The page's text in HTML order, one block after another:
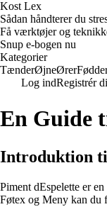
Kost Lex
Sådan håndterer du
Få værktøjer og
Snup e-bogen nu
Kategorier
TænderØjneØrer
Log indRegistrér
En Guide
Introduktion
Piment dEspelette er
Føtex og Meny kan du